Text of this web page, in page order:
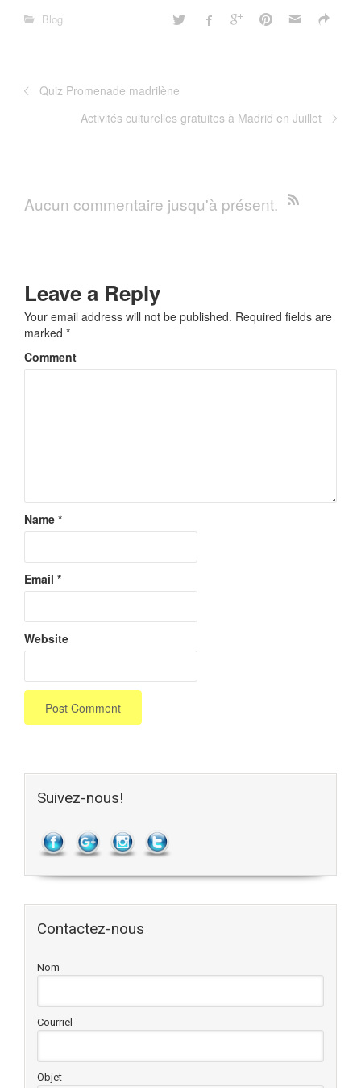
Blog
Quiz Promenade madrilène
Activités culturelles gratuites à Madrid en Juillet
Aucun commentaire jusqu'à présent.
Leave a Reply
Your email address will not be published. Required fields are
marked *
Comment
Name *
Email *
Website
Suivez-nous!
Contactez-nous
Nom
Courriel
Objet